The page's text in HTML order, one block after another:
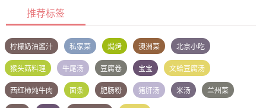
推荐标签
柠檬奶油酱汁 私家菜 焗烤 澳洲菜 北京小吃
猴头菇料理 牛尾汤 豆腐卷 宝宝 文蛤豆腐汤
西红柿炖牛肉 面条 肥肠粉 猪肝汤 米汤 兰州菜